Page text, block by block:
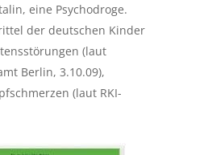
eine Psychodroge.
der deutschen Kinder
(laut
Berlin, 3.10.09),
(laut RKI-